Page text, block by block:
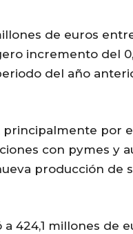
de euros
incremento del
del año
principalmente por
con pymes y
producción de
424,1 millones de